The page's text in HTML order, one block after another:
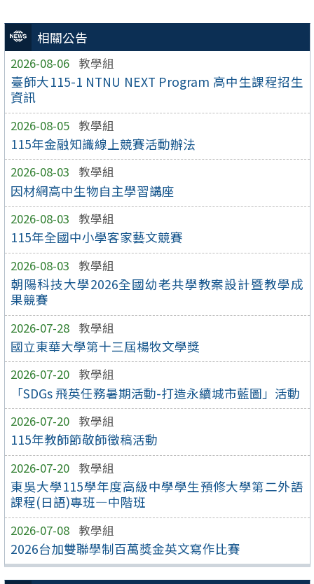
相關公告
2026-08-06 教學組
臺師大115-1 NTNU NEXT Program 高中生課程招生
資訊
2026-08-05 教學組
115年金融知識線上競賽活動辦法
2026-08-03 教學組
因材網高中生物自主學習講座
2026-08-03 教學組
115年全國中小學客家藝文競賽
2026-08-03 教學組
朝陽科技大學2026全國幼老共學教案設計暨教學成
果競賽
2026-07-28 教學組
國立東華大學第十三屆楊牧文學獎
2026-07-20 教學組
「SDGs 飛英任務暑期活動-打造永續城市藍圖」活動
2026-07-20 教學組
115年教師節敬師徵稿活動
2026-07-20 教學組
東吳大學115學年度高級中學學生預修大學第二外語
課程(日語)專班—中階班
2026-07-08 教學組
2026台加雙聯學制百萬獎金英文寫作比賽